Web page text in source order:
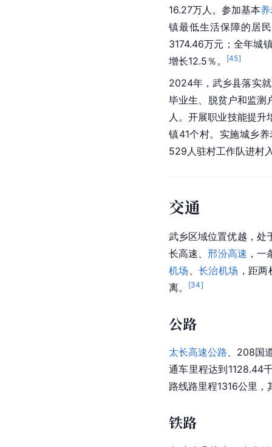
16.27万人。参加基本
镇最低生活保障的居
3174.46万元；全年城
增长12.5％。
[45]
2024年，武乡县落实
毕业生、脱贫户和监测
人。开展职业技能提
镇41个村。实施城乡
529人驻村工作队进村
交通
武乡区域位置优越，处
长高速、邢汾高速 ，
机场 、长治机场 ，距
离。
[34]
公路
太长高速公路、208国
通车里程达到1128.44
路线路里程1316公里
铁路